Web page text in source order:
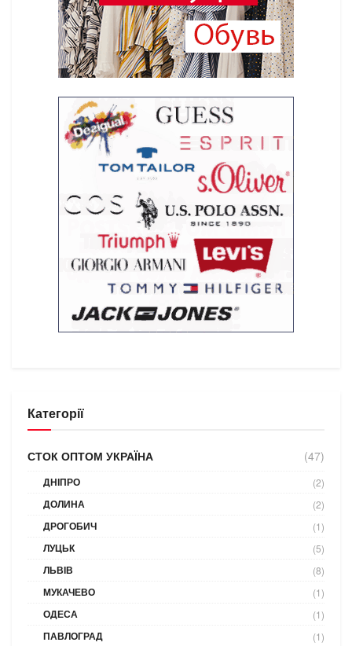
Категорії
СТОК ОПТОМ УКРАЇНА (47)
ДНІПРО (2)
ДОЛИНА (2)
ДРОГОБИЧ (1)
ЛУЦЬК (5)
ЛЬВІВ (8)
МУКАЧЕВО (1)
ОДЕСА (1)
ПАВЛОГРАД (1)